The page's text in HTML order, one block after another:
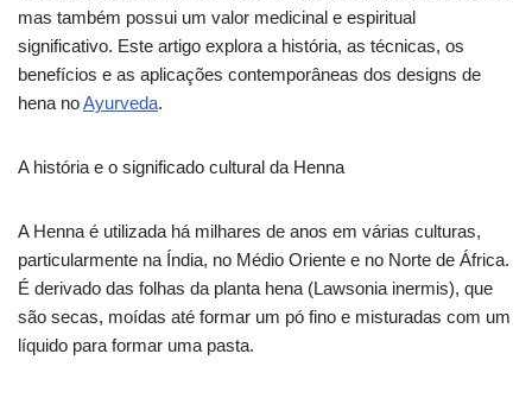
mas também possui um valor medicinal e espiritual
significativo. Este artigo explora a história, as técnicas, os
benefícios e as aplicações contemporâneas dos designs de
hena noAyurveda.
A história e o significado cultural da Henna
A Henna é utilizada há milhares de anos em várias culturas,
particularmente na Índia, no Médio Oriente e no Norte de África.
É derivado das folhas da planta hena (Lawsonia inermis), que
são secas, moídas até formar um pó fino e misturadas com um
líquido para formar uma pasta.